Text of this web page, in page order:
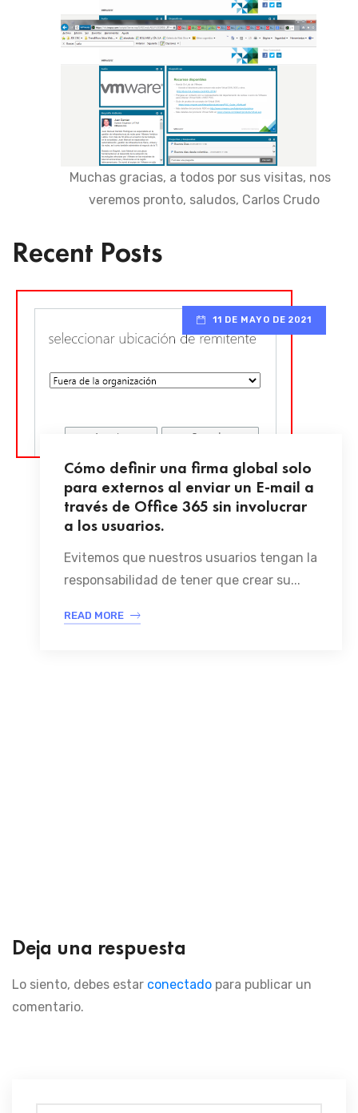
Muchas gracias, a todos por sus visitas, nos
veremos pronto, saludos, Carlos Crudo
Recent Posts
11 DE MAYO DE 2021
Cómo definir una firma global solo
para externos al enviar un E-mail a
través de Office 365 sin involucrar
a los usuarios.
Evitemos que nuestros usuarios tengan la
responsabilidad de tener que crear su...
READ MORE
Deja una respuesta
Lo siento, debes estar conectado para publicar un
comentario.